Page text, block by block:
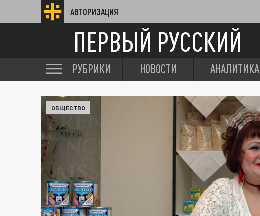
АВТОРИЗАЦИЯ
ПЕРВЫЙ РУССКИЙ
РУБРИКИ НОВОСТИ АНАЛИТИКА
ОБЩЕСТВО